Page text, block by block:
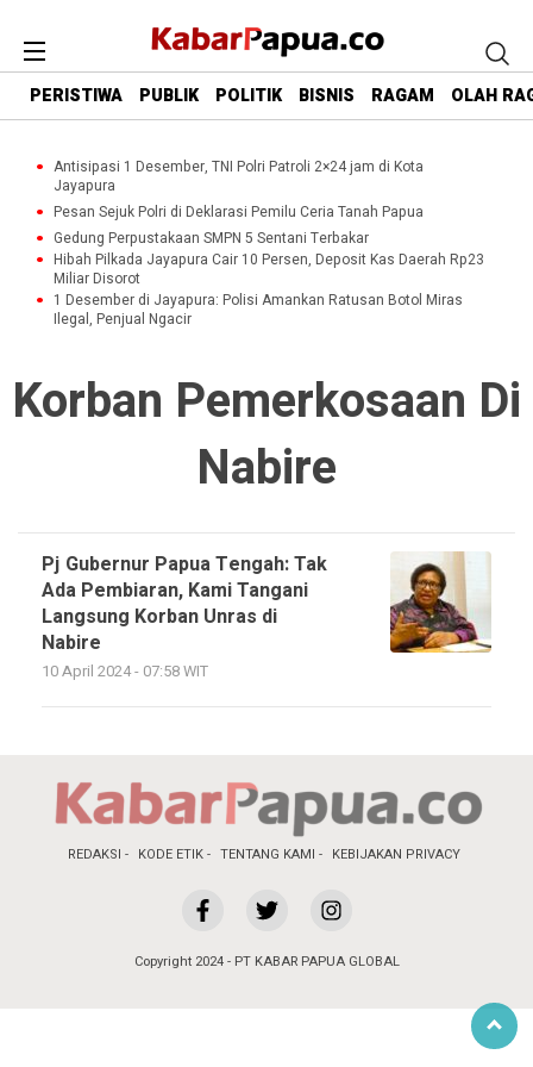
PERISTIWA PUBLIK POLITIK BISNIS RAGAM OLAH
Antisipasi 1 Desember, TNI Polri Patroli 2×24 jam di Kota
Jayapura
Pesan Sejuk Polri di Deklarasi Pemilu Ceria Tanah Papua
Gedung Perpustakaan SMPN 5 Sentani Terbakar
Hibah Pilkada Jayapura Cair 10 Persen, Deposit Kas Daerah Rp23
Miliar Disorot
1 Desember di Jayapura: Polisi Amankan Ratusan Botol Miras
Ilegal, Penjual Ngacir
Korban Pemerkosaan Di
Nabire
Pj Gubernur Papua Tengah: Tak
Ada Pembiaran, Kami Tangani
Langsung Korban Unras di
Nabire
10 April 2024 - 07:58 WIT
REDAKSI KODE ETIK TENTANG KAMI KEBIJAKAN PRIVACY
Copyright 2024 - PT KABAR PAPUA GLOBAL